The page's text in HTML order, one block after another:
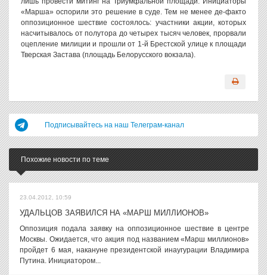
«Марша» оспорили это решение в суде. Тем не менее де-факто
оппозиционное шествие состоялось: участники акции, которых
насчитывалось от полутора до четырех тысяч человек, прорвали
оцепление милиции и прошли от 1-й Брестской улице к площади
Тверская Застава (площадь Белорусского вокзала).
Подписывайтесь на наш Телеграм-канал
Похожие новости по теме
23.04.2012, 10:59
УДАЛЬЦОВ ЗАЯВИЛСЯ НА «МАРШ МИЛЛИОНОВ»
Оппозиция подала заявку на оппозиционное шествие в центре
Москвы. Ожидается, что акция под названием «Марш миллионов»
пройдет 6 мая, накануне президентской инаугурации Владимира
Путина. Инициатором...